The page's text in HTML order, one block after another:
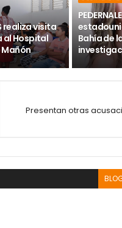
realiza visita
al Hospital
Bahía de
Presentan otras